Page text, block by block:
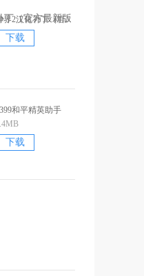
界2汉化补丁（官方最新版）
下载
和平精英助手
下载